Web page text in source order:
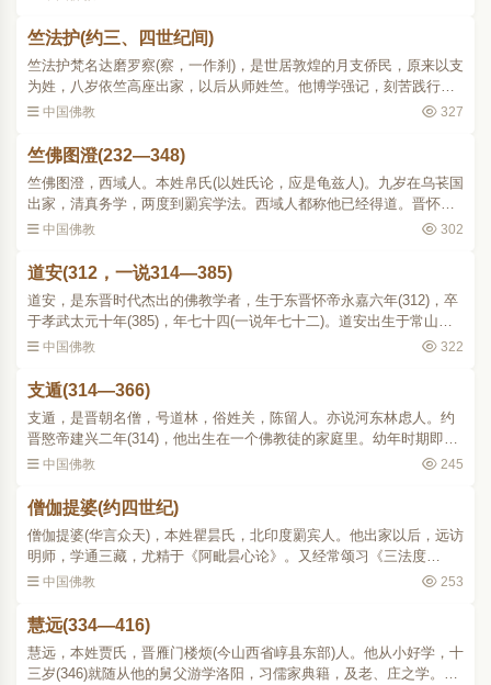
竺法护(约三、四世纪间)
竺法护梵名达磨罗察(察，一作刹)，是世居敦煌的月支侨民，原来以支
为姓，八岁依竺高座出家，以后从师姓竺。他博学强记，刻苦践行，
深感当时(曹魏末)佛教徒只重视寺庙图像，而忽略了西域大乘经典的传
中国佛教 327
竺佛图澄(232—348)
竺佛图澄，西域人。本姓帛氏(以姓氏论，应是龟兹人)。九岁在乌苌国
出家，清真务学，两度到罽宾学法。西域人都称他已经得道。晋怀帝
永嘉四年 (310)来到洛阳，时年已七十九。他能诵经数十万言，善解文
中国佛教 302
道安(312，一说314—385)
道安，是东晋时代杰出的佛教学者，生于东晋怀帝永嘉六年(312)，卒
于孝武太元十年(385)，年七十四(一说年七十二)。道安出生于常山扶
柳县(今河北省冀县境)的一个读书人家里。由于世乱，早丧父母，从小
中国佛教 322
支遁(314—366)
支遁，是晋朝名僧，号道林，俗姓关，陈留人。亦说河东林虑人。约
晋愍帝建兴二年(314)，他出生在一个佛教徒的家庭里。幼年时期即流
寓江南。在京城建康时，他同一些名士如王濛、殷融等有来往，并备
中国佛教 245
僧伽提婆(约四世纪)
僧伽提婆(华言众天)，本姓瞿昙氏，北印度罽宾人。他出家以后，远访
明师，学通三藏，尤精于《阿毗昙心论》。又经常颂习《三法度
论》，奉为入道的要典。他于苻秦建元年间(365384)来长安，他的气
中国佛教 253
慧远(334—416)
慧远，本姓贾氏，晋雁门楼烦(今山西省崞县东部)人。他从小好学，十
三岁(346)就随从他的舅父游学洛阳，习儒家典籍，及老、庄之学。二